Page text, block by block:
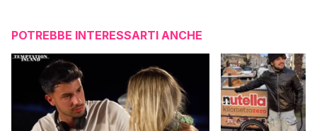
POTREBBE INTERESSARTI ANCHE